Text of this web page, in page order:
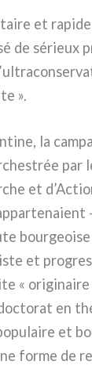
et
de sérieux
».
la
par
et
et
« ori­gi­nai­re
en
et
for­me de